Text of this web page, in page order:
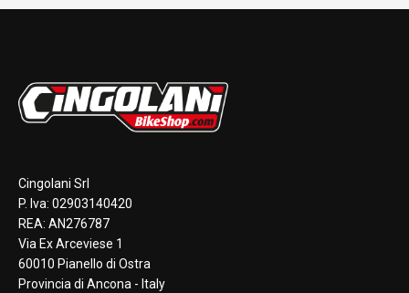
Cingolani Srl
P. Iva: 02903140420
REA: AN276787
Via Ex Arceviese 1
60010 Pianello di Ostra
Provincia di Ancona - Italy